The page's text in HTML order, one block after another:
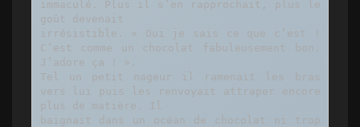
immaculé. Plus il s’en rapprochait, plus le
goût devenait
irrésistible. « Oui je sais ce que c’est !
C’est comme un chocolat fabuleusement bon.
J’adore ça ! ».
Tel un petit nageur il ramenait les bras
vers lui puis les renvoyait attraper encore
plus de matière. Il
baignait dans un océan de chocolat ni trop